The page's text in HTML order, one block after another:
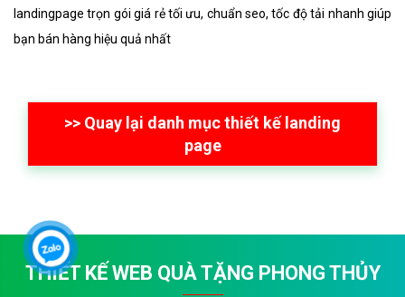
landingpage trọn gói giá rẻ tối ưu, chuẩn seo, tốc độ tải nhanh giúp
bạn bán hàng hiệu quả nhất
>> Quay lại danh mục thiết kế landing
page
THIẾT KẾ WEB QUÀ TẶNG PHONG THỦY